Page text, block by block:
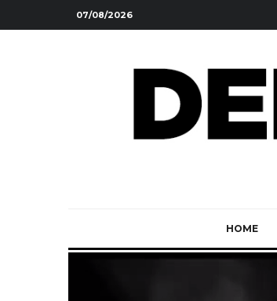
07/08/2026
HOME